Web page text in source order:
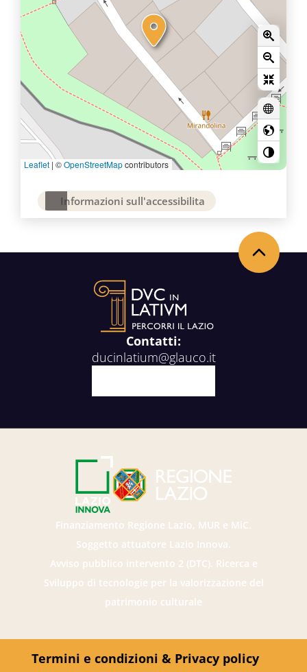
Leaflet | ©OpenStreetMapcontributors
Informazioni sull'accessibilita
Contatti:
ducinlatium@glauco.it
Finanziamento Regione Lazio, MUR e MiC.
Soggetto attuatore Lazio Innova.
Avviso pubblico intervento 2 (DTC). Ricerca e
Sviluppo di tecnologie per la valorizzazione del
patrimonio culturale
Termini e condizioni & Privacy policy
Back to the top